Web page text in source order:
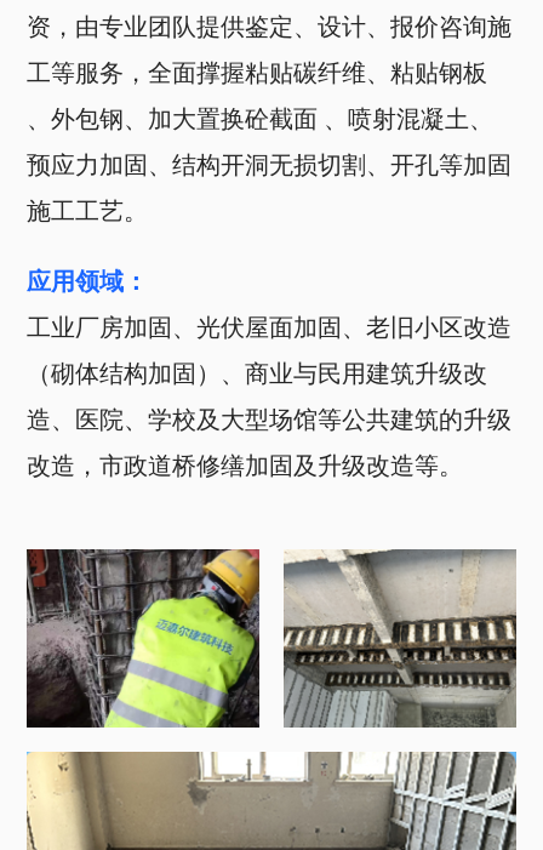
资，由专业团队提供鉴定、设计、报价咨询施
工等服务，全面撑握粘贴碳纤维、粘贴钢板
、外包钢、加大置换砼截面 、喷射混凝土、
预应力加固、结构开洞无损切割、开孔等加固
施工工艺。
应用领域：
工业厂房加固、光伏屋面加固、老旧小区改造
（砌体结构加固）、商业与民用建筑升级改
造、医院、学校及大型场馆等公共建筑的升级
改造，市政道桥修缮加固及升级改造等。